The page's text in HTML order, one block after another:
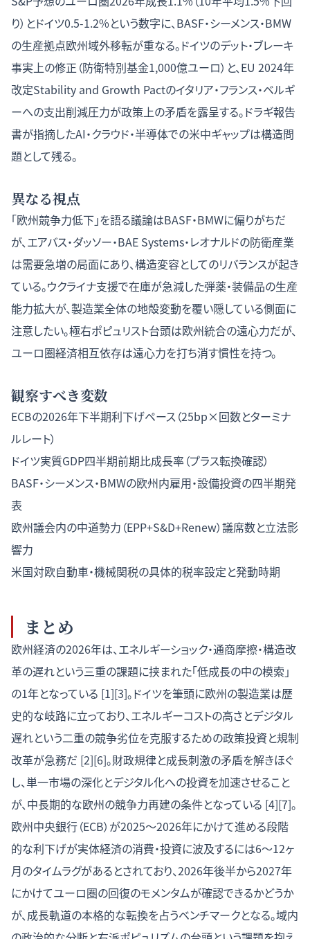
り）とドイツ0.5-1.2%という数字に、BASF・シーメンス・BMW
の生産拠点欧州域外移転が重なる。ドイツのデット・ブレーキ
事実上の修正（防衛特別基金1,000億ユーロ）と、EU 2024年
改定Stability and Growth Pactのイタリア・フランス・ベルギ
ーへの支出削減圧力が政策上の矛盾を露呈する。ドラギ報告
書が指摘したAI・クラウド・半導体での米中ギャップは構造問
題として残る。
異なる視点
「欧州競争力低下」を語る議論はBASF・BMWに偏りがちだ
が、エアバス・ダッソー・BAE Systems・レオナルドの防衛産業
は需要急増の局面にあり、構造変容としてのリバランスが起き
ている。ウクライナ支援で在庫が急減した弾薬・装備品の生産
能力拡大が、製造業全体の地殻変動を覆い隠している側面に
注意したい。極右ポピュリスト台頭は欧州統合の遠心力だが、
ユーロ圏経済相互依存は遠心力を打ち消す慣性を持つ。
観察すべき変数
ECBの2026年下半期利下げペース（25bp×回数とターミナ
ルレート）
ドイツ実質GDP四半期前期比成長率（プラス転換確認）
BASF・シーメンス・BMWの欧州内雇用・設備投資の四半期発
表
欧州議会内の中道勢力（EPP+S&D+Renew）議席数と立法影
響力
米国対欧自動車・機械関税の具体的税率設定と発動時期
まとめ
欧州経済の2026年は、エネルギーショック・通商摩擦・構造改
革の遅れという三重の課題に挟まれた「低成長の中の模索」
の1年となっている [1][3]。ドイツを筆頭に欧州の製造業は歴
史的な岐路に立っており、エネルギーコストの高さとデジタル
遅れという二重の競争劣位を克服するための政策投資と規制
改革が急務だ [2][6]。財政規律と成長刺激の矛盾を解きほぐ
し、単一市場の深化とデジタル化への投資を加速させること
が、中長期的な欧州の競争力再建の条件となっている [4][7]。
欧州中央銀行（ECB）が2025〜2026年にかけて進める段階
的な利下げが実体経済の消費・投資に波及するには6〜12ヶ
月のタイムラグがあるとされており、2026年後半から2027年
にかけてユーロ圏の回復のモメンタムが確認できるかどうか
が、成長軌道の本格的な転換を占うベンチマークとなる。域内